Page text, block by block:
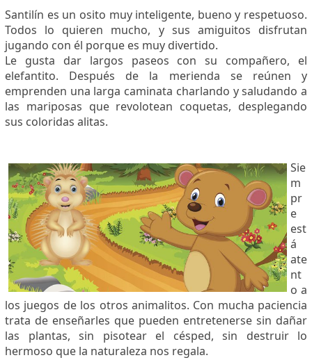
Santilín es un osito muy inteligente, bueno y respetuoso.
Todos lo quieren mucho, y sus amiguitos disfrutan
jugando con él porque es muy divertido.
Le gusta dar largos paseos con su compañero, el
elefantito. Después de la merienda se reúnen y
emprenden una larga caminata charlando y saludando a
las mariposas que revolotean coquetas, desplegando
sus coloridas alitas.
Sie
m
pr
e
est
á
ate
nt
o a
los juegos de los otros animalitos. Con mucha paciencia
trata de enseñarles que pueden entretenerse sin dañar
las plantas, sin pisotear el césped, sin destruir lo
hermoso que la naturaleza nos regala.